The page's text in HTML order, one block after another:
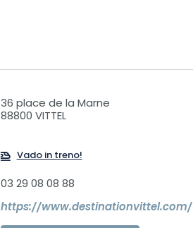
36 place de la Marne
88800 VITTEL
Vado in treno!
03 29 08 08 88
https://www.destinationvittel.com/